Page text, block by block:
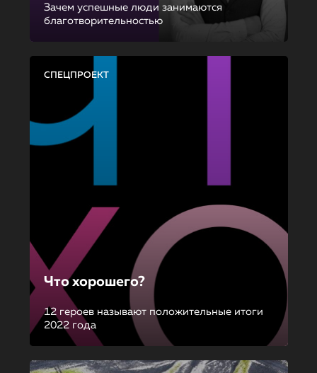
Зачем успешные люди занимаются
благотворительностью
СПЕЦПРОЕКТ
Что хорошего?
12 героев называют положительные итоги
2022 года